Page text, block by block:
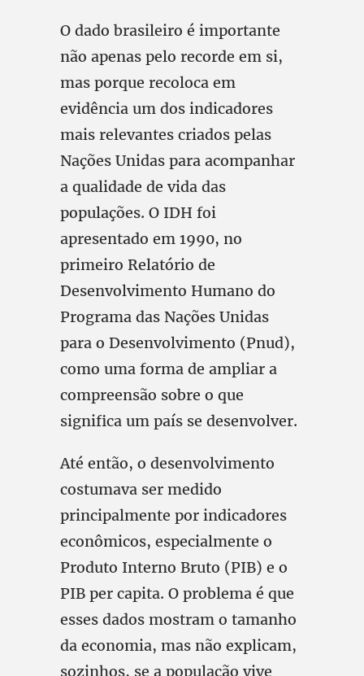
O dado brasileiro é importante
não apenas pelo recorde em si,
mas porque recoloca em
evidência um dos indicadores
mais relevantes criados pelas
Nações Unidas para acompanhar
a qualidade de vida das
populações. O IDH foi
apresentado em 1990, no
primeiro Relatório de
Desenvolvimento Humano do
Programa das Nações Unidas
para o Desenvolvimento (Pnud),
como uma forma de ampliar a
compreensão sobre o que
significa um país se desenvolver.
Até então, o desenvolvimento
costumava ser medido
principalmente por indicadores
econômicos, especialmente o
Produto Interno Bruto (PIB) e o
PIB per capita. O problema é que
esses dados mostram o tamanho
da economia, mas não explicam,
sozinhos, se a população vive